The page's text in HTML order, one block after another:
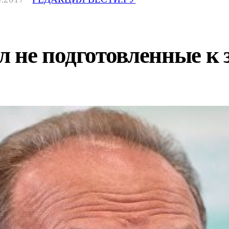
не подготовленные к